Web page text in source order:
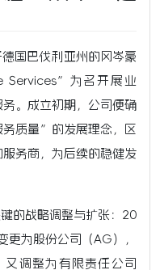
国巴伐利亚州的冈岑豪
Services”为名开展业
。成立初期，公司便确
质量”的发展理念，区
务商，为后续的稳健发
的战略调整与扩张：20
更为股份公司（AG），
调整为有限责任公司